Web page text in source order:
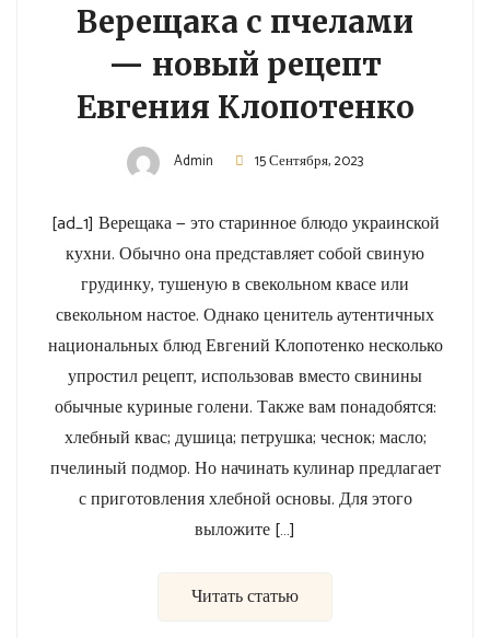
Верещака с пчелами
— новый рецепт
Евгения Клопотенко
Admin 15 Сентября, 2023
[ad_1] Верещака — это старинное блюдо украинской
кухни. Обычно она представляет собой свиную
грудинку, тушеную в свекольном квасе или
свекольном настое. Однако ценитель аутентичных
национальных блюд Евгений Клопотенко несколько
упростил рецепт, использовав вместо свинины
обычные куриные голени. Также вам понадобятся:
хлебный квас; душица; петрушка; чеснок; масло;
пчелиный подмор. Но начинать кулинар предлагает
с приготовления хлебной основы. Для этого
выложите […]
Читать статью